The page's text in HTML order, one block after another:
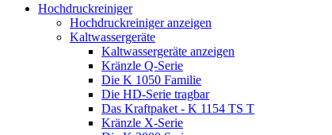
Hochdruckreiniger
Hochdruckreiniger anzeigen
Kaltwassergeräte
Kaltwassergeräte anzeigen
Kränzle Q-Serie
Die K 1050 Familie
Die HD-Serie tragbar
Das Kraftpaket - K 1154 TS T
Kränzle X-Serie